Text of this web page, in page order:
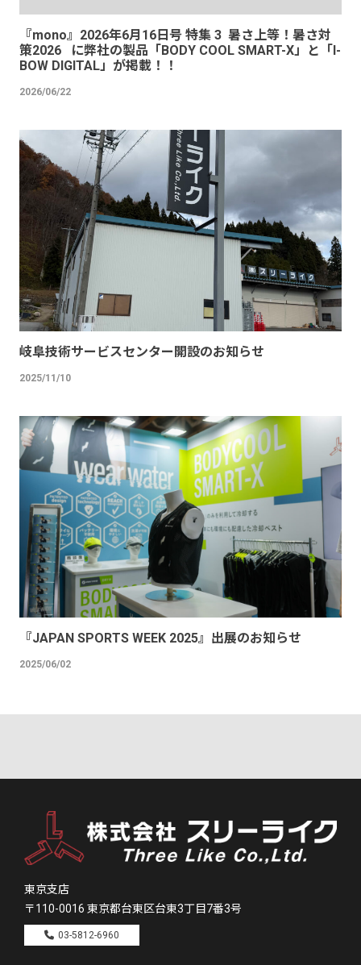
『mono』2026年6月16日号 特集 3 暑さ上等！暑さ対
策2026 に弊社の製品「BODY COOL SMART-X」と「I-
BOW DIGITAL」が掲載！！
2026/06/22
岐阜技術サービスセンター開設のお知らせ
2025/11/10
『JAPAN SPORTS WEEK 2025』出展のお知らせ
2025/06/02
東京支店
〒110-0016 東京都台東区台東3丁目7番3号
03-5812-6960